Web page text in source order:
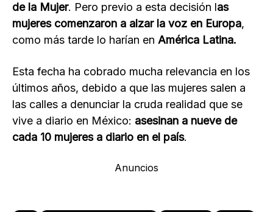
de la Mujer. Pero previo a esta decisión las
mujeres comenzaron a alzar la voz en Europa,
como más tarde lo harían en América Latina.
Esta fecha ha cobrado mucha relevancia en los
últimos años, debido a que las mujeres salen a
las calles a denunciar la cruda realidad que se
vive a diario en México: asesinan a nueve de
cada 10 mujeres a diario en el país.
Anuncios